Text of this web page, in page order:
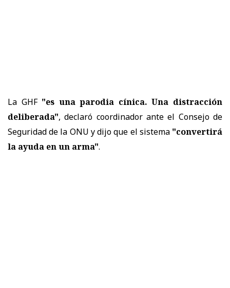
La GHF"es una parodia cínica. Una distracción
deliberada", declaró coordinador ante el Consejo de
Seguridad de la ONU y dijo que el sistema "convertirá
la ayuda en un arma".